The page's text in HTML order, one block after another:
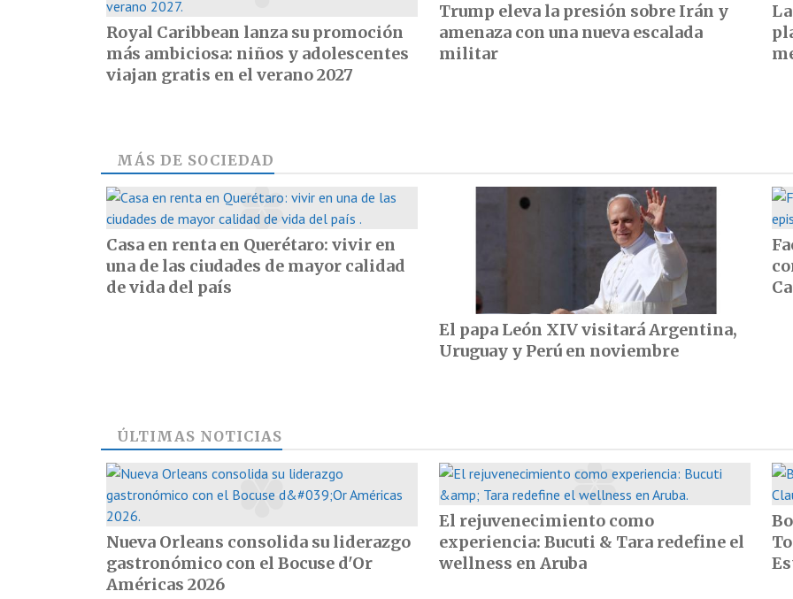
Royal Caribbean lanza su promoción
más ambiciosa: niños y adolescentes
viajan gratis en el verano 2027
Trump eleva la presión sobre Irán y
amenaza con una nueva escalada
militar
MÁS DE SOCIEDAD
Casa en renta en Querétaro: vivir en
una de las ciudades de mayor calidad
de vida del país
El papa León XIV visitará Argentina,
Uruguay y Perú en noviembre
ÚLTIMAS NOTICIAS
Nueva Orleans consolida su liderazgo
gastronómico con el Bocuse d'Or
Américas 2026
El rejuvenecimiento como
experiencia: Bucuti & Tara redefine el
wellness en Aruba